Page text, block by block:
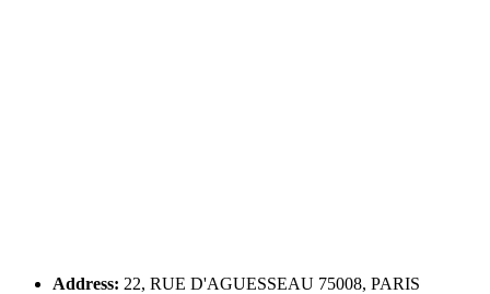
Address: 22, RUE D'AGUESSEAU 75008, PARIS